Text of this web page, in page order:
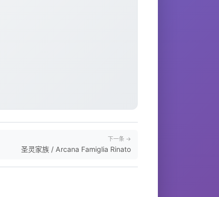
下一条 →
圣灵家族 / Arcana Famiglia Rinato